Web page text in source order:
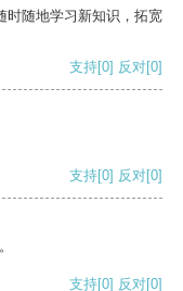
时随地学习新知识，拓宽
支持[0] 反对[0]
支持[0] 反对[0]
支持[0] 反对[0]